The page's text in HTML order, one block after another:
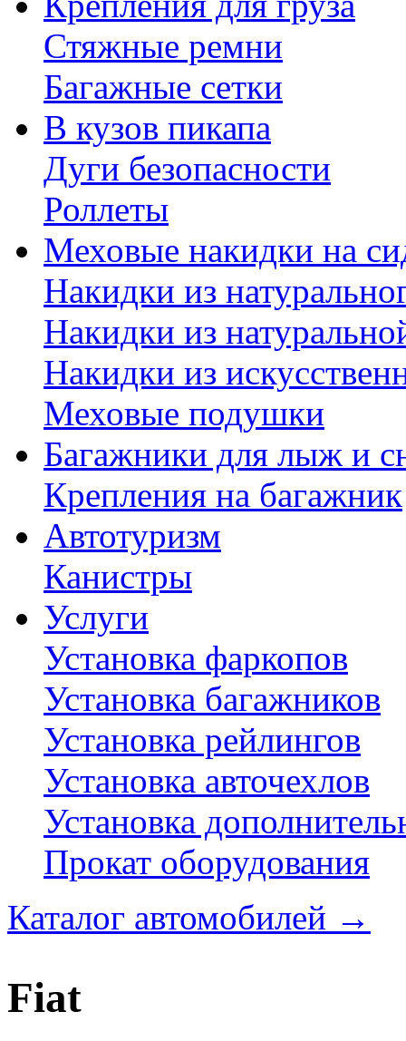
Стяжные ремни
Багажные сетки
В кузов пикапа
Дуги безопасности
Роллеты
Меховые накидки на
Накидки из
Накидки из
Накидки из
Меховые подушки
Багажники для лыж и
Крепления на багажник
Автотуризм
Канистры
Услуги
Установка фаркопов
Установка багажников
Установка рейлингов
Установка авточехлов
Установка
Прокат оборудования
Каталог автомобилей →
Fiat